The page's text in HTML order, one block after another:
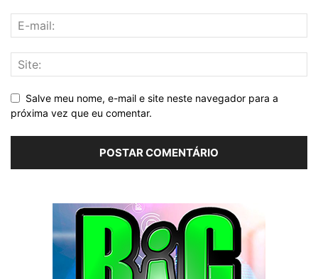
Salve meu nome, e-mail e site neste navegador para a
próxima vez que eu comentar.